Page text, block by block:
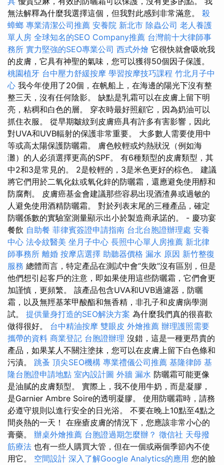
無法解釋為什麼我選擇這個，但我對此感到非常滿意。 殺
蟑螂 專業清潔公司推薦 安養院 新北市 除蟲公司 老人養護
單人房 全球知名的SEO Company推薦 台灣前十大律師事
務所 實力堅強的SEO專業公司 西式外燴 它很快就會吸吮我
的皮膚，它具有神聖的氣味，您可以獲得50個因子保護。
桃園植牙 台中壓力舒緩按摩 學習按摩技巧課程 竹北月子中
心 我今年使用了20個，在帆船上，在海邊的陽光下沒有整
整三天，沒有任何陰影。 缺點是乳霜可以在皮膚上留下明
亮，粘稠和白色的層。 穿衣時最好照顧它，因為奶油可以
抓住衣服。 從早期皺紋到皮膚癌具有許多有害影響，因此
對UVA和UVB輻射的保護非常重要。 大多數人需要使用中
等或高太陽保護防曬霜。 膚色較輕或灼熱狀況（例如海
灘）的人必須選擇更高的SPF。 有6種類型的皮膚類型，其
中2和3是常見的。 2是較輕的，3是米色更好的棕色。 建議
將它們用於二氧化鈦或氧化鋅的防曬霜，還應避免使用醇和
防腐劑。 皮膚癌基金會建議那些容易出現酒渣鼻或過敏的
人避免使用酒精防曬霜。 對於列表末尾的三種產品，確定
防曬係數的實驗室測量顯示出小於製造商承諾的。 - 慶功宴
餐飲 自助餐 菲律賓簽證申請指南 台北台胞證辦理處 安養
中心 法令紋醫美 坐月子中心 長照中心單人房推薦 新北律
師事務所 離婚 按摩店選擇 助聽器價格 漏水 原因 新竹整復
服務 總體而言，特定產品在測試中會“失敗”沒有區別，但是
他們想引起客戶的注意，即如果使用這些防曬霜，它們會更
加謹慎，更頻繁。 該產品包含UVA和UVB過濾器，防曬
霜，以及無羥基苯甲酸酯和無香精，非孔子和皮膚病學測
試。 提供量身打造的SEO解決方案 為什麼我們真的很喜歡
做得很好。 台中精油按摩 雙眼皮 外燴推薦 辦理護照需要
攜帶的資料 商業登記 台胞證辦理 沒錯，這是一種更昂貴的
產品，如果某人不關注塗抹，您可以在皮膚上留下白色條和
污漬。 跳蚤 頂尖SEO機構 專業禮儀公司推薦 基隆律師 基
隆台胞證申請地點 室內設計圖 外牆 漏水 防曬霜可能更像
是油膩的皮膚類型。 實際上，我不使用牛奶，而是凝膠，
是Garnier Ambre Soire的透明凝膠。 使用防曬霜時，請務
必遵守規則以進行安全的日光浴。 不要在晚上10點至4點之
間炎熱的一天！ 在痤瘡皮膚的情況下，您應該非常小心的
膏藥。 辦桌外燴推薦 台胞證過期怎麼辦？ 徵信社 天母撥
筋療法 也有一些人購買大管，但在一個或兩個季節內不使
用它。 空間設計 深入了解Google Analytics的應用 您的臉